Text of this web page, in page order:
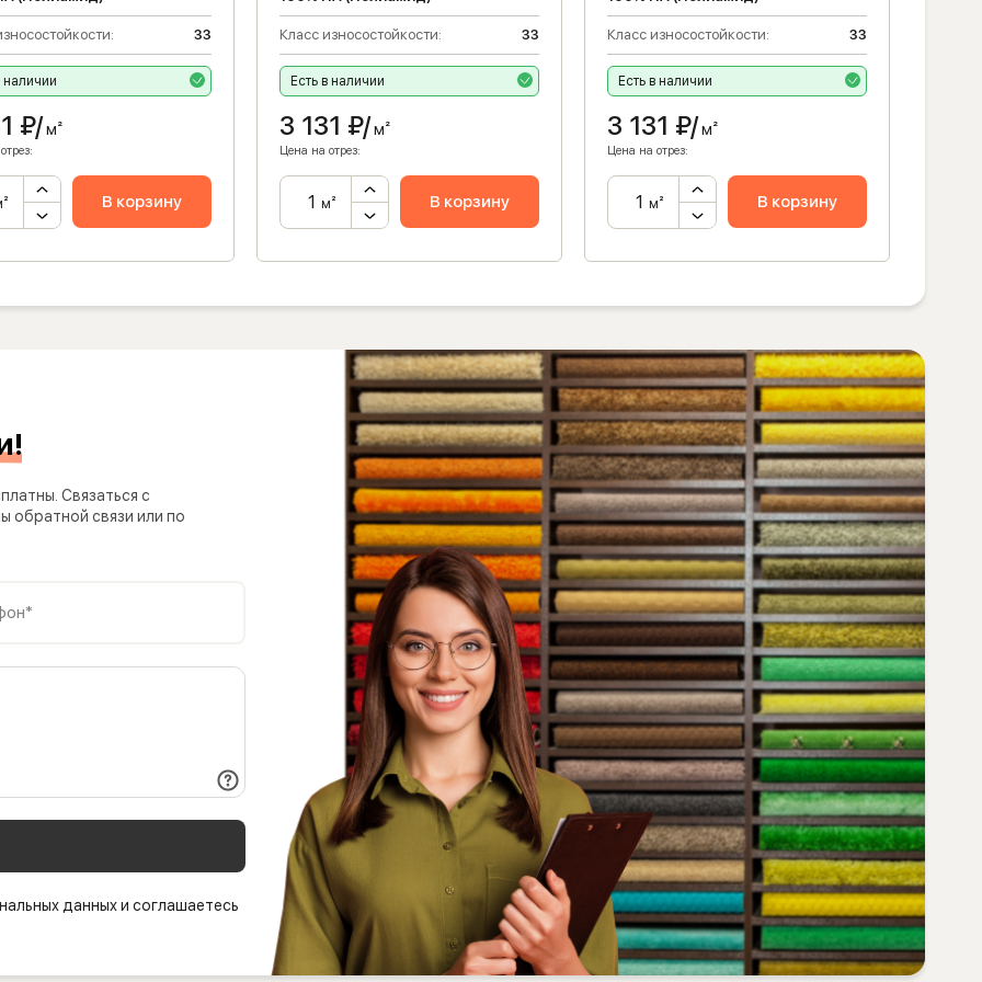
33
наличии
₽/м²
В корзину
Класс износостойкости: 33
Есть в наличии
3 131 ₽/м²
Цена на отрез:
м² В корзину
Класс износостойкости: 33
Есть в наличии
3 131 ₽/м²
Цена на отрез:
м² В корзину
Связаться с
связи или по
данных и соглашаетесь